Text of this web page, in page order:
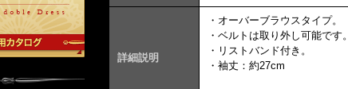
詳細説明
・オーバーブラウスタイプ。
・ベルトは取り外し可能です。
・リストバンド付き。
・袖丈：約27cm